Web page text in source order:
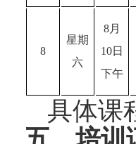
8
星期
六
8月
10日
下午
具体课